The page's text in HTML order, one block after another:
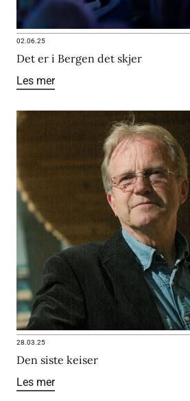
02.06.25
Det er i Bergen det skjer
Les mer
28.03.25
Den siste keiser
Les mer